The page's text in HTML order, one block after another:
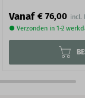
Vanaf € 76,00
● Verzonden in 1-2